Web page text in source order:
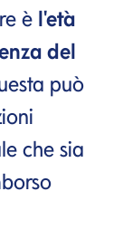
è l'età
del
può
che sia